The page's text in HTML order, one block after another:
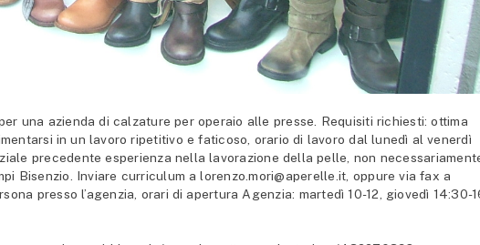
una azienda di calzature per operaio alle presse. Requisiti richiesti: ottima
in un lavoro ripetitivo e faticoso, orario di lavoro dal lunedì al venerdì
precedente esperienza nella lavorazione della pelle, non
Bisenzio. Inviare curriculum a lorenzo.mori@aperelle.it, oppure via fax a
presso l’agenzia, orari di apertura Agenzia: martedì 10-12, giovedì 14:30-